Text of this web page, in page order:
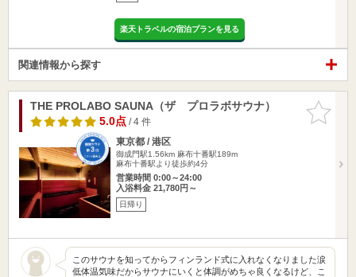
楽天トラベルの宿泊プランを見る
関連情報から探す
お気に入
りに追加
THE PROLABO SAUNA（ザ プロラボサウナ）
5.0点/ 4 件
東京都 / 港区
御成門駅1.56km 麻布十番駅189m
麻布十番駅より徒歩約4分
営業時間 0:00～24:00
入浴料金 21,780円～
日帰り
このサウナを知ってからフィンランド式に入れなくなりました涙
低体温気味だからサウナにいくと体調がめちゃ良くなるけど、こ